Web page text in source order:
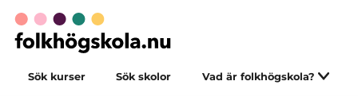
Sök kurser Sök skolor Vad är folkhögskola?